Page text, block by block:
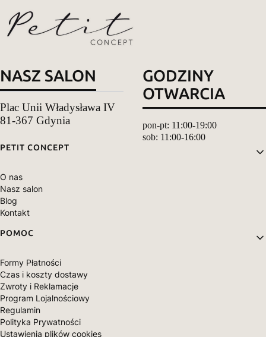
NASZ SALON
Plac Unii Władysława IV
81-367 Gdynia
GODZINY
OTWARCIA
pon-pt: 11:00-19:00
sob: 11:00-16:00
Linki w stopce
PETIT CONCEPT
O nas
Nasz salon
Blog
Kontakt
POMOC
Formy Płatności
Czas i koszty dostawy
Zwroty i Reklamacje
Program Lojalnościowy
Regulamin
Polityka Prywatności
Ustawienia plików cookies